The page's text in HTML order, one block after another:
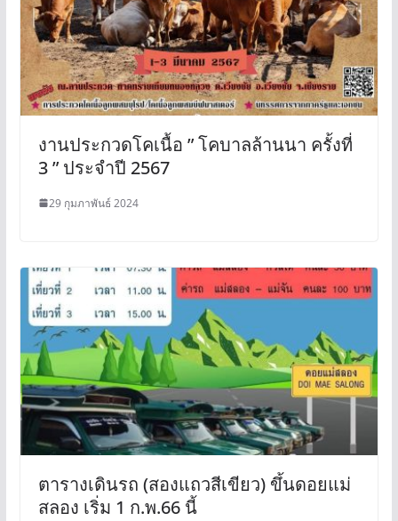
งานประกวดโคเนื้อ ” โคบาลล้านนา ครั้งที่
3 ” ประจำปี 2567
29 กุมภาพันธ์ 2024
ตารางเดินรถ (สองแถวสีเขียว) ขึ้นดอยแม่
สลอง เริ่ม 1 ก.พ.66 นี้